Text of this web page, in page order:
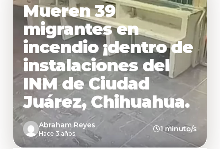
Mueren 39
migrantes en
incendio ¡dentro de
instalaciones del
INM de Ciudad
Juárez, Chihuahua.
Abraham Reyes
Hace 3 años
1 minuto/s